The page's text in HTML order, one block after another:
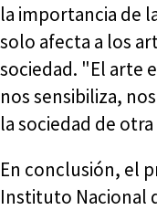
la importancia de
solo afecta a los
sociedad. "El arte
nos sensibiliza,
la sociedad de
En conclusión, el
Instituto Nacional